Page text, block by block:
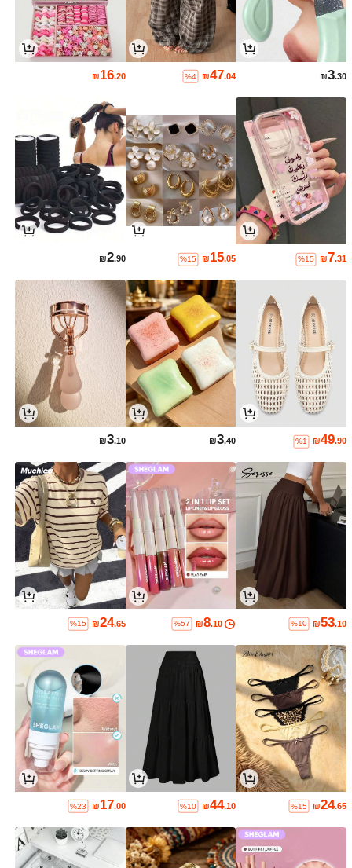
₪3.30
₪47.04
%4
₪16.20
₪7.31
%15
₪15.05
%15
₪2.90
₪49.90
%1
₪3.40
₪3.10
₪53.10
%10
₪8.10
%57
₪24.65
%15
₪24.65
%15
₪44.10
%10
₪17.00
%23